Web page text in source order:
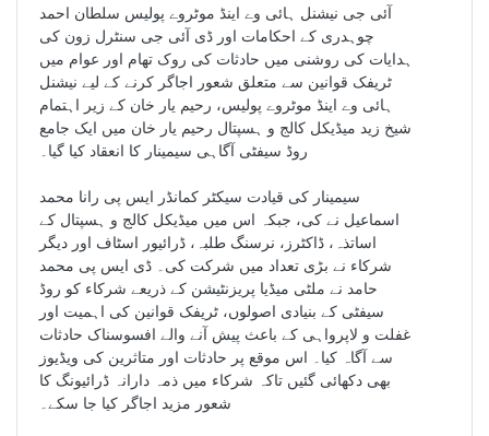
آئی جی نیشنل ہائی وے اینڈ موٹروے پولیس سلطان احمد
چوہدری کے احکامات اور ڈی آئی جی سنٹرل زون کی
ہدایات کی روشنی میں حادثات کی روک تھام اور عوام میں
ٹریفک قوانین سے متعلق شعور اجاگر کرنے کے لیے نیشنل
ہائی وے اینڈ موٹروے پولیس، رحیم یار خان کے زیر اہتمام
شیخ زید میڈیکل کالج و ہسپتال رحیم یار خان میں ایک جامع
روڈ سیفٹی آگاہی سیمینار کا انعقاد کیا گیا۔
سیمینار کی قیادت سیکٹر کمانڈر ایس پی رانا محمد
اسماعیل نے کی، جبکہ اس میں میڈیکل کالج و ہسپتال کے
اساتذہ، ڈاکٹرز، نرسنگ طلبہ، ڈرائیور اسٹاف اور دیگر
شرکاء نے بڑی تعداد میں شرکت کی۔ ڈی ایس پی محمد
حامد نے ملٹی میڈیا پریزنٹیشن کے ذریعے شرکاء کو روڈ
سیفٹی کے بنیادی اصولوں، ٹریفک قوانین کی اہمیت اور
غفلت و لاپرواہی کے باعث پیش آنے والے افسوسناک حادثات
سے آگاہ کیا۔ اس موقع پر حادثات اور متاثرین کی ویڈیوز
بھی دکھائی گئیں تاکہ شرکاء میں ذمہ دارانہ ڈرائیونگ کا
شعور مزید اجاگر کیا جا سکے۔